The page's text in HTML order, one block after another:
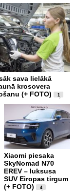
sava lielākā
krosovera
(+ FOTO)
1
Xiaomi piesaka
SkyNomad N70
EREV – luksusa
SUV Eiropas tirgum
(+ FOTO)
4